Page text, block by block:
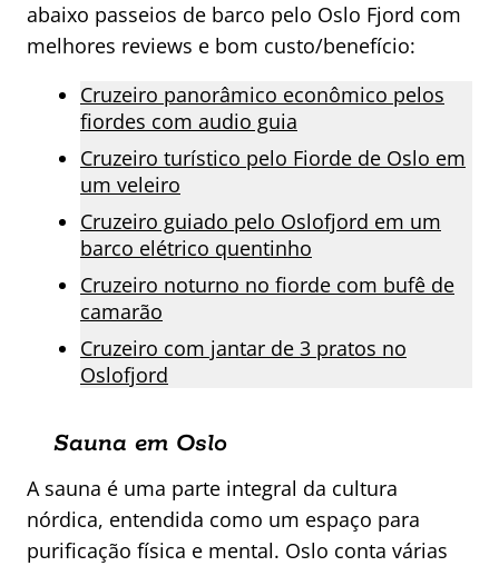
abaixo passeios de barco pelo Oslo Fjord com
melhores reviews e bom custo/benefício:
Cruzeiro panorâmico econômico pelos
fiordes com audio guia
Cruzeiro turístico pelo Fiorde de Oslo em
um veleiro
Cruzeiro guiado pelo Oslofjord em um
barco elétrico quentinho
Cruzeiro noturno no fiorde com bufê de
camarão
Cruzeiro com jantar de 3 pratos no
Oslofjord
Sauna em Oslo
A sauna é uma parte integral da cultura
nórdica, entendida como um espaço para
purificação física e mental. Oslo conta várias